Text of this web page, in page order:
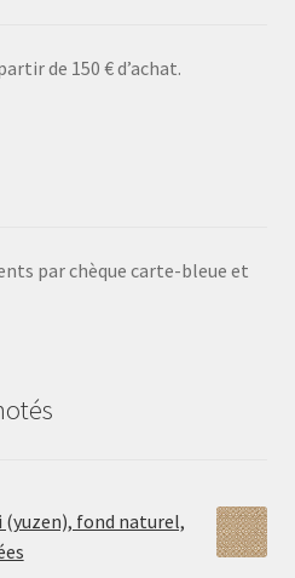
de 150 € d’achat.
par chèque carte-bleue et
(yuzen), fond naturel,